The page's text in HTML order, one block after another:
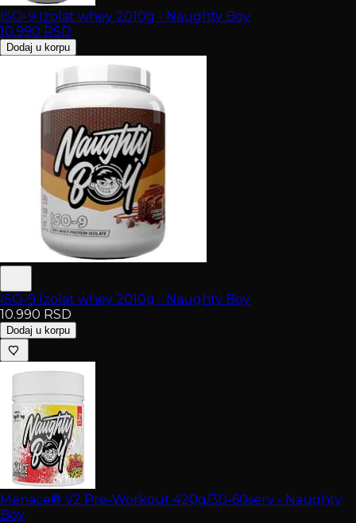
ISO-9 Izolat whey 2010g - Naughty Boy
10.990 RSD
Dodaj u korpu
ISO-9 Izolat whey 2010g - Naughty Boy
10.990 RSD
Dodaj u korpu
Menace® V2 Pre-Workout 420g/30-60serv - Naughty
Boy